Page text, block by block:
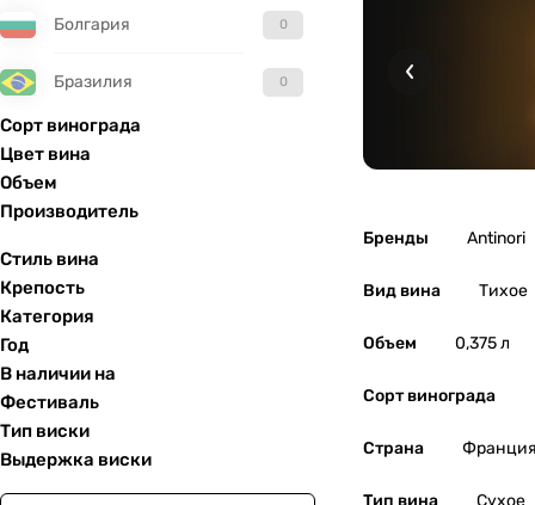
Болгария 0
Бразилия 0
Великобритания
Гватемала
Германия
Греция
Грузия
Сорт винограда
Цвет вина
Объем
Производитель
Стиль вина
Крепость
Категория
Год
В наличии на
Фестиваль
Тип виски
Выдержка виски
Бренды Antinori
Вид вина Тихое
Объем 0,375 л
Сорт винограда
Страна Франция
Тип вина Сухое